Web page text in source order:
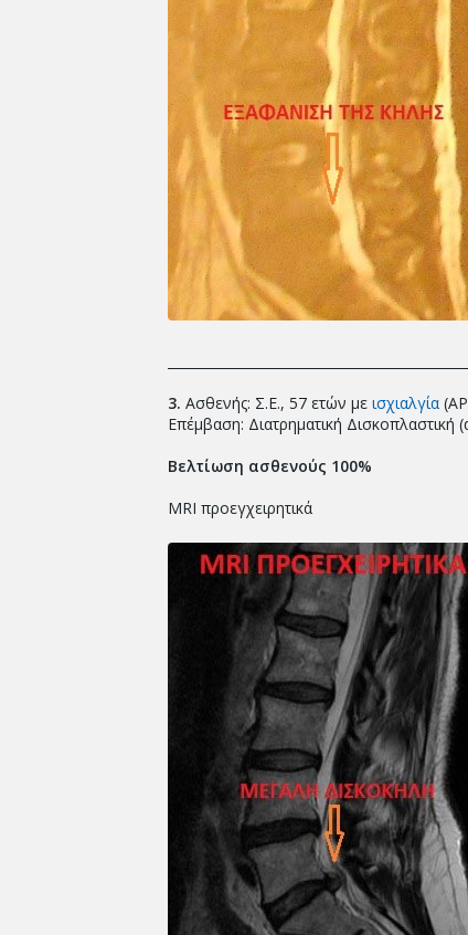
3. Ασθενής: Σ.Ε., 57 ετών με ισχιαλγία
Επέμβαση: Διατρηματική
Βελτίωση ασθενούς 100%
MRI προεγχειρητικά